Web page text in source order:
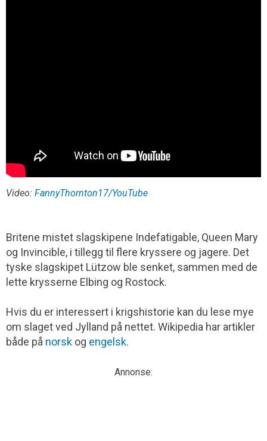
Video: FannyThornton17/YouTube
Britene mistet slagskipene Indefatigable, Queen Mary
og Invincible, i tillegg til flere kryssere og jagere. Det
tyske slagskipet Lützow ble senket, sammen med de
lette krysserne Elbing og Rostock.
Hvis du er interessert i krigshistorie kan du lese mye
om slaget ved Jylland på nettet. Wikipedia har artikler
både på norsk og engelsk.
Annonse: